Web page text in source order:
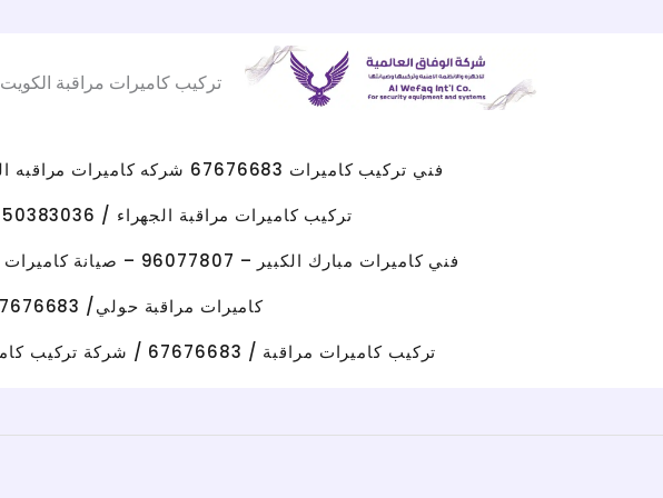
تركيب كاميرات مراقبة الكويت
فني تركيب كاميرات 67676683 شركه كاميرات مراقبه الكويت
تركيب كاميرات مراقبة الجهراء / 50383036
فني كاميرات مبارك الكبير – 96077807 – صيانة كاميرات مبارك الكبير
كاميرات مراقبة حولي/ 67676683 / تركيب كاميرات مراقبة حولي/ صيانة كاميرات حولي
تركيب كاميرات مراقبة / 67676683 / شركة تركيب كاميرات مراقبة